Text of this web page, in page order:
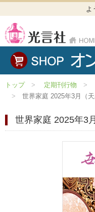
よ
トップ 定期刊行物
世界家庭 2025年3月（
世界家庭 2025年3